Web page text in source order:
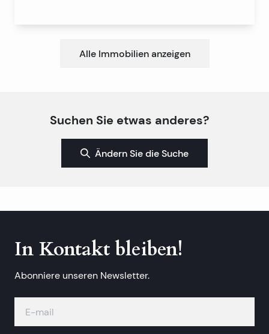
Alle Immobilien anzeigen
Suchen Sie etwas anderes?
Ändern Sie die Suche
In Kontakt bleiben!
Abonniere unseren Newsletter.